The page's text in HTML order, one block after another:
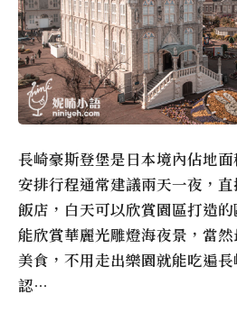
長崎豪斯登堡是日本境內佔地面
安排行程通常建議兩天一夜，
飯店，白天可以欣賞園區打造
能欣賞華麗光雕燈海夜景，當
美食，不用走出樂園就能吃遍
認…